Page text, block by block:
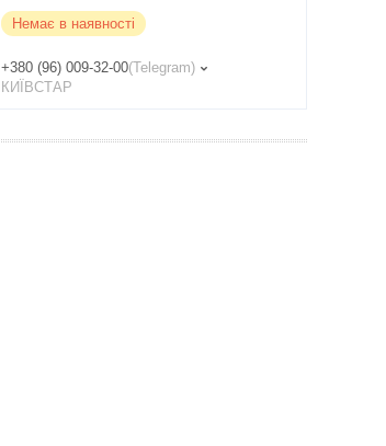
Немає в наявності
+380 (96) 009-32-00 Telegram
КИЇВСТАР